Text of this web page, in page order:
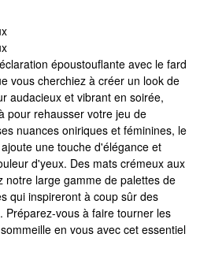
époustouflante avec le fard
vous cherchiez à créer un look de
audacieux et vibrant en soirée,
pour rehausser votre jeu de
nuances oniriques et féminines, le
une touche d'élégance et
d'yeux. Des mats crémeux aux
notre large gamme de palettes de
qui inspireront à coup sûr des
Préparez-vous à faire tourner les
en vous avec cet essentiel